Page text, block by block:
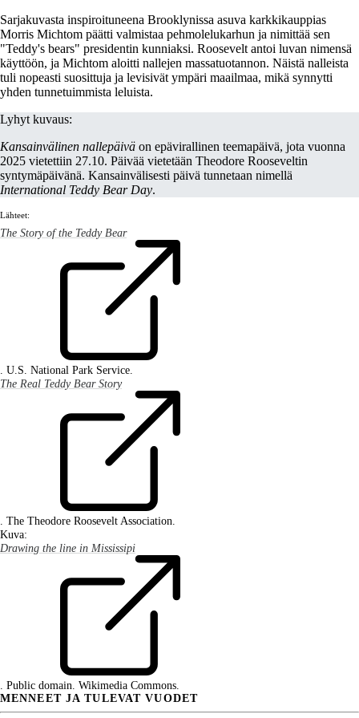
Sarjakuvasta inspiroituneena Brooklynissa asuva karkkikauppias
Morris Michtom päätti valmistaa pehmolelukarhun ja nimittää sen
"Teddy's bears" presidentin kunniaksi. Roosevelt antoi luvan nimensä
käyttöön, ja Michtom aloitti nallejen massatuotannon. Näistä nalleista
tuli nopeasti suosittuja ja levisivät ympäri maailmaa, mikä synnytti
yhden tunnetuimmista leluista.
Lyhyt kuvaus:
Kansainvälinen nallepäivä on epävirallinen teemapäivä, jota vuonna
2025 vietettiin 27.10. Päivää vietetään Theodore Rooseveltin
syntymäpäivänä. Kansainvälisesti päivä tunnetaan nimellä
International Teddy Bear Day.
Lähteet:
The Story of the Teddy Bear
. U.S. National Park Service.
The Real Teddy Bear Story
. The Theodore Roosevelt Association.
Kuva:
Drawing the line in Mississipi
. Public domain. Wikimedia Commons.
MENNEET JA TULEVAT VUODET